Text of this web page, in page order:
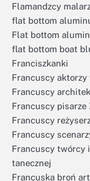
Flamandzcy
flat bottom
Flat bottom
flat bottom boat
Franciszkanki
Francuscy
Francuscy
Francuscy pisarze
Francuscy
Francuscy
Francuscy twórcy
tanecznej
Francuska broń